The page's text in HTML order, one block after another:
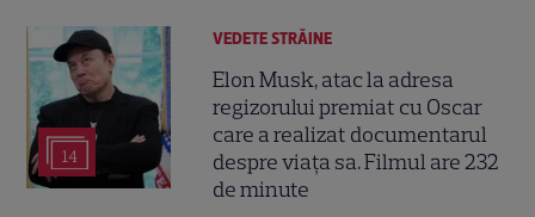
14
VEDETE STRĂINE
Elon Musk, atac la adresa
regizorului premiat cu Oscar
care a realizat documentarul
despre viața sa. Filmul are 232
de minute